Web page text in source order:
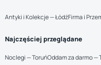
Antyki i Kolekcje — ŁódźFirma i
Najczęściej przeglądane
Noclegi — ToruńOddam za darmo —